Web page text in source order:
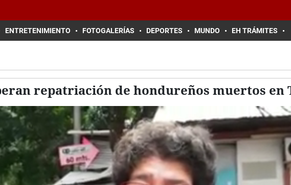
ENTRETENIMIENTO FOTOGALERÍAS DEPORTES MUNDO EH TRÁMITES
repatriación de hondureños muertos en